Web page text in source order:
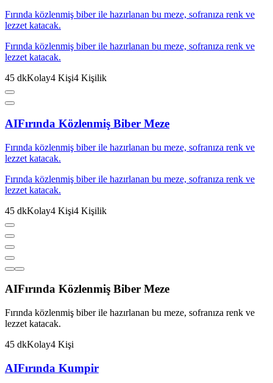
Fırında közlenmiş biber ile hazırlanan bu meze, sofranıza renk ve
lezzet katacak.
Fırında közlenmiş biber ile hazırlanan bu meze, sofranıza renk ve
lezzet katacak.
45 dkKolay4 Kişi4 Kişilik
AIFırında Közlenmiş Biber Meze
Fırında közlenmiş biber ile hazırlanan bu meze, sofranıza renk ve
lezzet katacak.
Fırında közlenmiş biber ile hazırlanan bu meze, sofranıza renk ve
lezzet katacak.
45 dkKolay4 Kişi4 Kişilik
AIFırında Közlenmiş Biber Meze
Fırında közlenmiş biber ile hazırlanan bu meze, sofranıza renk ve
lezzet katacak.
45 dkKolay4 Kişi
AIFırında Kumpir